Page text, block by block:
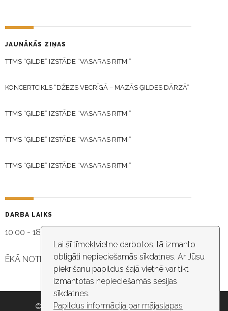
Lai šī tīmekļvietne darbotos, tā izmanto
obligāti nepieciešamās sīkdatnes. Ar Jūsu
piekrišanu papildus šajā vietnē var tikt
izmantotas nepieciešamās sesijas
sīkdatnes.
Papildus informācija par mājaslapas
JAUNĀKĀS ZIŅAS
TTMS “ĢILDE” IZSTĀDE “VASARAS RITMI”
KONCERTCIKLS “DŽEZS VECRĪGĀ – MAZĀS ĢILDES DĀRZĀ”
TTMS “ĢILDE” IZSTĀDE “VASARAS RITMI”
TTMS “ĢILDE” IZSTĀDE “VASARAS RITMI”
TTMS “ĢILDE” IZSTĀDE “VASARAS RITMI”
DARBA LAIKS
10:00 - 18:30
ĒKĀ NOTIEK VIDEO NOVĒROŠANA
© 2026 Rīgas pašvaldība, Rīgas valstspilsētas